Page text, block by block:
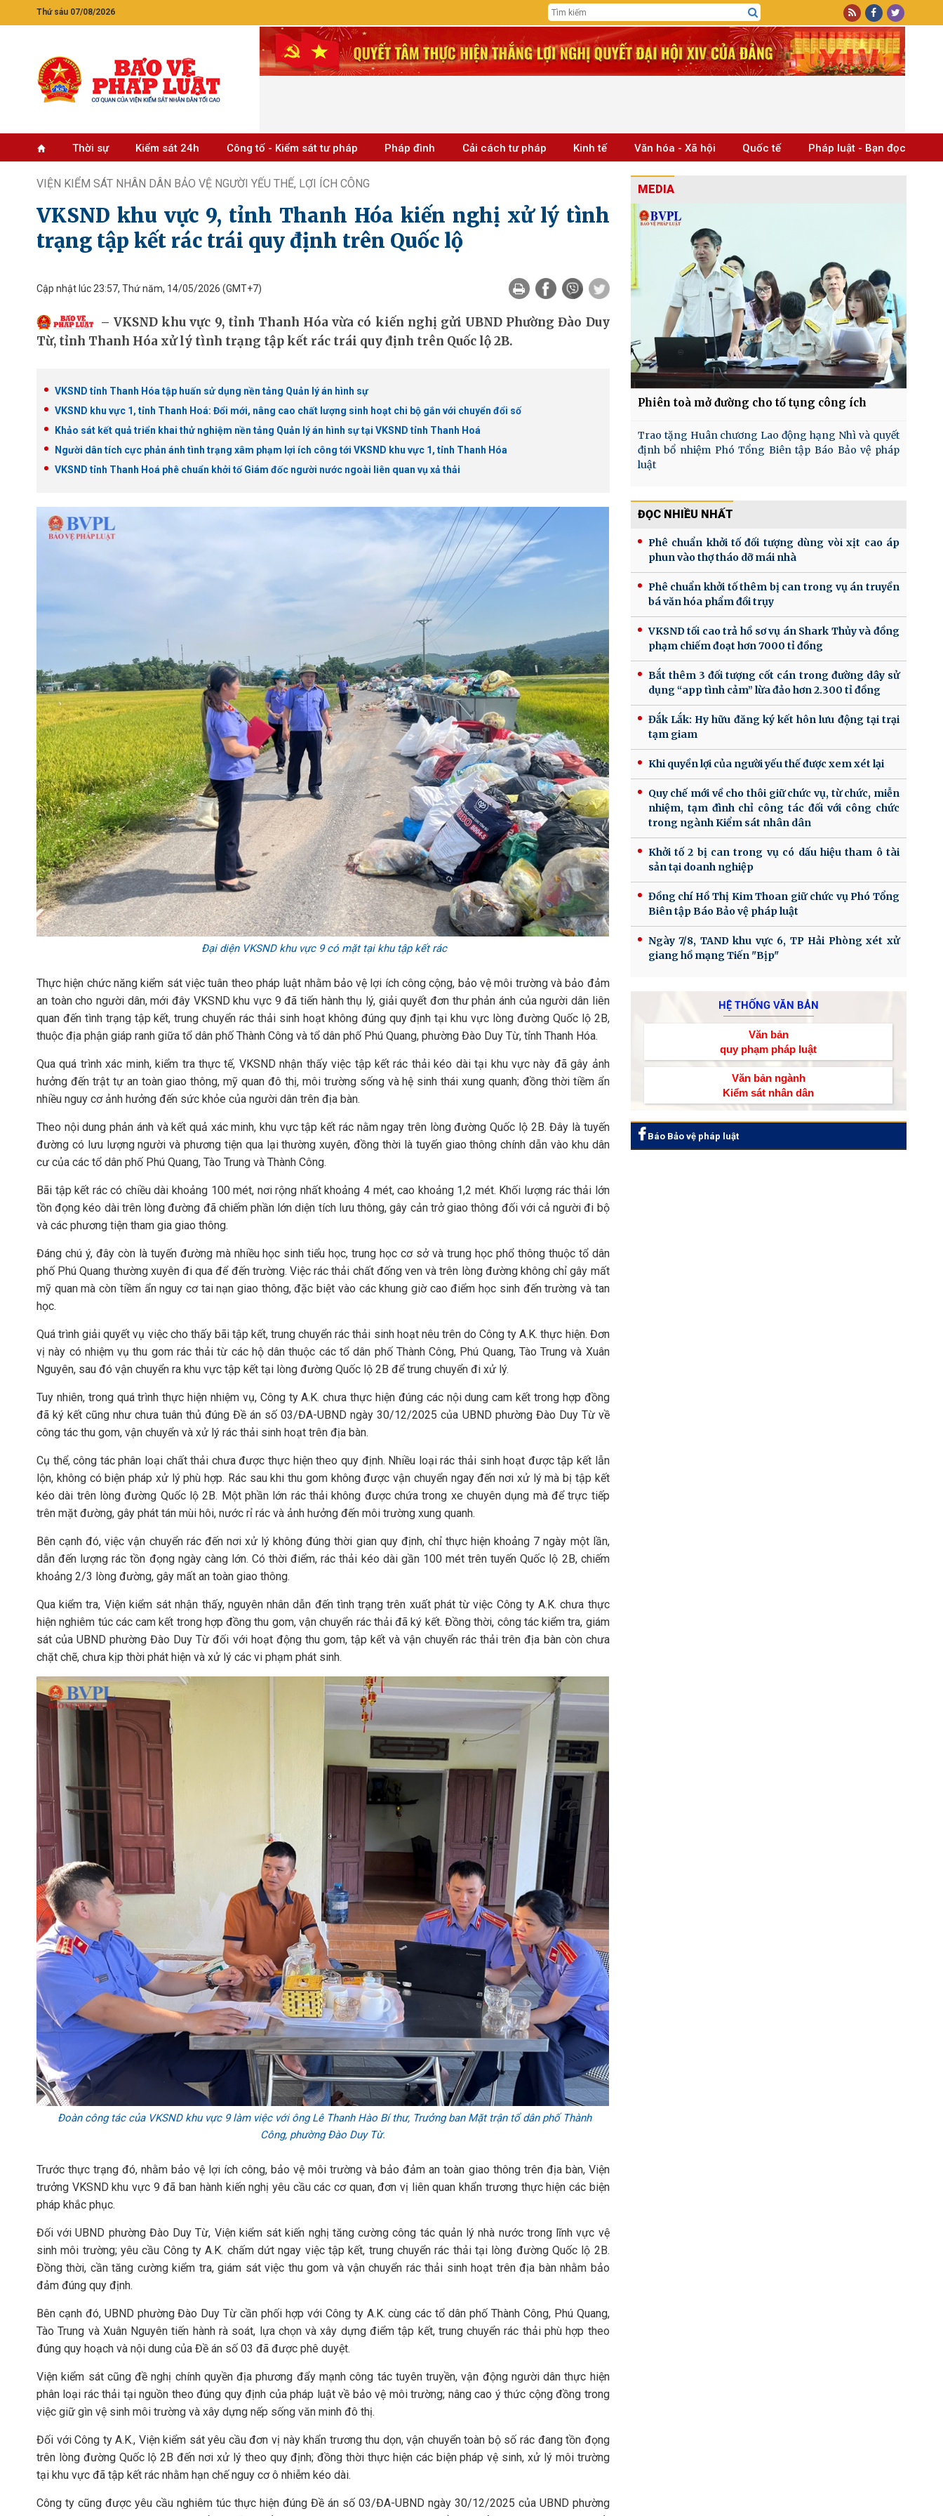
Thứ sáu 07/08/2026
Thời sự Kiểm sát 24h Công tố - Kiểm sát tư pháp Pháp đình Cải cách tư pháp Kinh tế Văn hóa - Xã hội Quốc tế Pháp luật - Bạn đọc
VIỆN KIỂM SÁT NHÂN DÂN BẢO VỆ NGƯỜI YẾU THẾ, LỢI ÍCH CÔNG
VKSND khu vực 9, tỉnh Thanh Hóa kiến nghị xử lý tình
trạng tập kết rác trái quy định trên Quốc lộ
Cập nhật lúc 23:57, Thứ năm, 14/05/2026 (GMT+7)
VKSND khu vực 9, tỉnh Thanh Hóa vừa có kiến nghị gửi UBND Phường Đào Duy
Từ, tỉnh Thanh Hóa xử lý tình trạng tập kết rác trái quy định trên Quốc lộ 2B.
VKSND tỉnh Thanh Hóa tập huấn sử dụng nền tảng Quản lý án hình sự
VKSND khu vực 1, tỉnh Thanh Hoá: Đổi mới, nâng cao chất lượng sinh hoạt chi bộ gắn với chuyển đổi số
Khảo sát kết quả triển khai thử nghiệm nền tảng Quản lý án hình sự tại VKSND tỉnh Thanh Hoá
Người dân tích cực phản ánh tình trạng xâm phạm lợi ích công tới VKSND khu vực 1, tỉnh Thanh Hóa
VKSND tỉnh Thanh Hoá phê chuẩn khởi tố Giám đốc người nước ngoài liên quan vụ xả thải
Đại diện VKSND khu vực 9 có mặt tại khu tập kết rác
Thực hiện chức năng kiểm sát việc tuân theo pháp luật nhằm bảo vệ lợi ích công cộng, bảo vệ môi trường và bảo đảm
an toàn cho người dân, mới đây VKSND khu vực 9 đã tiến hành thụ lý, giải quyết đơn thư phản ánh của người dân liên
quan đến tình trạng tập kết, trung chuyển rác thải sinh hoạt không đúng quy định tại khu vực lòng đường Quốc lộ 2B,
thuộc địa phận giáp ranh giữa tổ dân phố Thành Công và tổ dân phố Phú Quang, phường Đào Duy Từ, tỉnh Thanh Hóa.
Qua quá trình xác minh, kiểm tra thực tế, VKSND nhận thấy việc tập kết rác thải kéo dài tại khu vực này đã gây ảnh
hưởng đến trật tự an toàn giao thông, mỹ quan đô thị, môi trường sống và hệ sinh thái xung quanh; đồng thời tiềm ẩn
nhiều nguy cơ ảnh hưởng đến sức khỏe của người dân trên địa bàn.
Theo nội dung phản ánh và kết quả xác minh, khu vực tập kết rác nằm ngay trên lòng đường Quốc lộ 2B. Đây là tuyến
đường có lưu lượng người và phương tiện qua lại thường xuyên, đồng thời là tuyến giao thông chính dẫn vào khu dân
cư của các tổ dân phố Phú Quang, Tào Trung và Thành Công.
Bãi tập kết rác có chiều dài khoảng 100 mét, nơi rộng nhất khoảng 4 mét, cao khoảng 1,2 mét. Khối lượng rác thải lớn
tồn đọng kéo dài trên lòng đường đã chiếm phần lớn diện tích lưu thông, gây cản trở giao thông đối với cả người đi bộ
và các phương tiện tham gia giao thông.
Đáng chú ý, đây còn là tuyến đường mà nhiều học sinh tiểu học, trung học cơ sở và trung học phổ thông thuộc tổ dân
phố Phú Quang thường xuyên đi qua để đến trường. Việc rác thải chất đống ven và trên lòng đường không chỉ gây mất
mỹ quan mà còn tiềm ẩn nguy cơ tai nạn giao thông, đặc biệt vào các khung giờ cao điểm học sinh đến trường và tan
học.
Quá trình giải quyết vụ việc cho thấy bãi tập kết, trung chuyển rác thải sinh hoạt nêu trên do Công ty A.K. thực hiện. Đơn
vị này có nhiệm vụ thu gom rác thải từ các hộ dân thuộc các tổ dân phố Thành Công, Phú Quang, Tào Trung và Xuân
Nguyên, sau đó vận chuyển ra khu vực tập kết tại lòng đường Quốc lộ 2B để trung chuyển đi xử lý.
Tuy nhiên, trong quá trình thực hiện nhiệm vụ, Công ty A.K. chưa thực hiện đúng các nội dung cam kết trong hợp đồng
đã ký kết cũng như chưa tuân thủ đúng Đề án số 03/ĐA-UBND ngày 30/12/2025 của UBND phường Đào Duy Từ về
công tác thu gom, vận chuyển và xử lý rác thải sinh hoạt trên địa bàn.
Cụ thể, công tác phân loại chất thải chưa được thực hiện theo quy định. Nhiều loại rác thải sinh hoạt được tập kết lẫn
lộn, không có biện pháp xử lý phù hợp. Rác sau khi thu gom không được vận chuyển ngay đến nơi xử lý mà bị tập kết
kéo dài trên lòng đường Quốc lộ 2B. Một phần lớn rác thải không được chứa trong xe chuyên dụng mà để trực tiếp
trên mặt đường, gây phát tán mùi hôi, nước rỉ rác và ảnh hưởng đến môi trường xung quanh.
Bên cạnh đó, việc vận chuyển rác đến nơi xử lý không đúng thời gian quy định, chỉ thực hiện khoảng 7 ngày một lần,
dẫn đến lượng rác tồn đọng ngày càng lớn. Có thời điểm, rác thải kéo dài gần 100 mét trên tuyến Quốc lộ 2B, chiếm
khoảng 2/3 lòng đường, gây mất an toàn giao thông.
Qua kiểm tra, Viện kiểm sát nhận thấy, nguyên nhân dẫn đến tình trạng trên xuất phát từ việc Công ty A.K. chưa thực
hiện nghiêm túc các cam kết trong hợp đồng thu gom, vận chuyển rác thải đã ký kết. Đồng thời, công tác kiểm tra, giám
sát của UBND phường Đào Duy Từ đối với hoạt động thu gom, tập kết và vận chuyển rác thải trên địa bàn còn chưa
chặt chẽ, chưa kịp thời phát hiện và xử lý các vi phạm phát sinh.
Đoàn công tác của VKSND khu vực 9 làm việc với ông Lê Thanh Hào Bí thư, Trưởng ban Mặt trận tổ dân phố Thành
Công, phường Đào Duy Từ.
Trước thực trạng đó, nhằm bảo vệ lợi ích công, bảo vệ môi trường và bảo đảm an toàn giao thông trên địa bàn, Viện
trưởng VKSND khu vực 9 đã ban hành kiến nghị yêu cầu các cơ quan, đơn vị liên quan khẩn trương thực hiện các biện
pháp khắc phục.
Đối với UBND phường Đào Duy Từ, Viện kiểm sát kiến nghị tăng cường công tác quản lý nhà nước trong lĩnh vực vệ
sinh môi trường; yêu cầu Công ty A.K. chấm dứt ngay việc tập kết, trung chuyển rác thải tại lòng đường Quốc lộ 2B.
Đồng thời, cần tăng cường kiểm tra, giám sát việc thu gom và vận chuyển rác thải sinh hoạt trên địa bàn nhằm bảo
đảm đúng quy định.
Bên cạnh đó, UBND phường Đào Duy Từ cần phối hợp với Công ty A.K. cùng các tổ dân phố Thành Công, Phú Quang,
Tào Trung và Xuân Nguyên tiến hành rà soát, lựa chọn và xây dựng điểm tập kết, trung chuyển rác thải phù hợp theo
đúng quy hoạch và nội dung của Đề án số 03 đã được phê duyệt.
Viện kiểm sát cũng đề nghị chính quyền địa phương đẩy mạnh công tác tuyên truyền, vận động người dân thực hiện
phân loại rác thải tại nguồn theo đúng quy định của pháp luật về bảo vệ môi trường; nâng cao ý thức cộng đồng trong
việc giữ gìn vệ sinh môi trường và xây dựng nếp sống văn minh đô thị.
Đối với Công ty A.K., Viện kiểm sát yêu cầu đơn vị này khẩn trương thu dọn, vận chuyển toàn bộ số rác đang tồn đọng
trên lòng đường Quốc lộ 2B đến nơi xử lý theo quy định; đồng thời thực hiện các biện pháp vệ sinh, xử lý môi trường
tại khu vực đã tập kết rác nhằm hạn chế nguy cơ ô nhiễm kéo dài.
Công ty cũng được yêu cầu nghiêm túc thực hiện đúng Đề án số 03/ĐA-UBND ngày 30/12/2025 của UBND phường
MEDIA
Phiên toà mở đường cho tố tụng công ích
Trao tặng Huân chương Lao động hạng Nhì và quyết
định bổ nhiệm Phó Tổng Biên tập Báo Bảo vệ pháp
luật
ĐỌC NHIỀU NHẤT
Phê chuẩn khởi tố đối tượng dùng vòi xịt cao áp
phun vào thợ tháo dỡ mái nhà
Phê chuẩn khởi tố thêm bị can trong vụ án truyền
bá văn hóa phẩm đồi trụy
VKSND tối cao trả hồ sơ vụ án Shark Thủy và đồng
phạm chiếm đoạt hơn 7000 tỉ đồng
Bắt thêm 3 đối tượng cốt cán trong đường dây sử
dụng “app tình cảm” lừa đảo hơn 2.300 tỉ đồng
Đắk Lắk: Hy hữu đăng ký kết hôn lưu động tại trại
tạm giam
Khi quyền lợi của người yếu thế được xem xét lại
Quy chế mới về cho thôi giữ chức vụ, từ chức, miễn
nhiệm, tạm đình chỉ công tác đối với công chức
trong ngành Kiểm sát nhân dân
Khởi tố 2 bị can trong vụ có dấu hiệu tham ô tài
sản tại doanh nghiệp
Đồng chí Hồ Thị Kim Thoan giữ chức vụ Phó Tổng
Biên tập Báo Bảo vệ pháp luật
Ngày 7/8, TAND khu vực 6, TP Hải Phòng xét xử
giang hồ mạng Tiến "Bịp"
HỆ THỐNG VĂN BẢN
Văn bản
quy phạm pháp luật
Văn bản ngành
Kiểm sát nhân dân
Báo Bảo vệ pháp luật